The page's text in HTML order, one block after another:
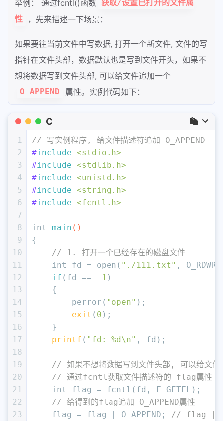
举例： 通过fcntl()函数 获取/设置已打开的文件属
性
，先来描述一下场景：
如果要往当前文件中写数据, 打开一个新文件, 文件的写
指针在文件头部，数据默认也是写到文件开头，如果不
想将数据写到文件头部, 可以给文件追加一个
O_APPEND 属性。实例代码如下：
C
1
2
3
4
5
6
7
8
9
10
11
12
13
14
15
16
17
18
19
20
21
22
23
// 写实例程序, 给文件描述符追加 O_APPEND
#include <stdio.h>
#include <stdlib.h>
#include <unistd.h>
#include <string.h>
#include <fcntl.h>
int main ()
{
// 1. 打开一个已经存在的磁盘文件
int
fd = open( "./111.txt" ,
if (fd == -1 )
    {
        perror(
"open" );
exit ( 0 );
    }
printf ( "fd: %d\n" , fd);
// 如果不想将数据写到文件头部, 可以给文件
// 通过fcntl获取文件描述符的 flag属性
int
flag = fcntl(fd, F_GETFL);
// 给得到的flag追加 O_APPEND属性
    flag = flag | O_APPEND;
// flag |=